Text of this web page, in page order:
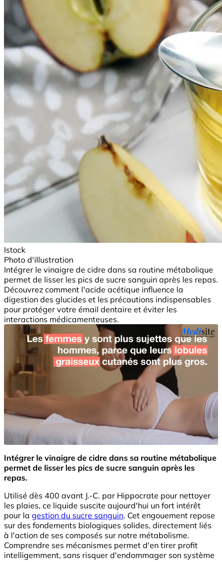
Istock
Photo d'illustration
Intégrer le vinaigre de cidre dans sa routine métabolique
permet de lisser les pics de sucre sanguin après les repas.
Découvrez comment l'acide acétique influence la
digestion des glucides et les précautions indispensables
pour protéger votre émail dentaire et éviter les
interactions médicamenteuses.
Intégrer le vinaigre de cidre dans sa routine métabolique
permet de lisser les pics de sucre sanguin après les
repas.
Utilisé dès 400 avant J.-C. par Hippocrate pour nettoyer
les plaies, ce liquide suscite aujourd'hui un fort intérêt
pour la gestion du sucre sanguin. Cet engouement repose
sur des fondements biologiques solides, directement liés
à l'action de ses composés sur notre métabolisme.
Comprendre ses mécanismes permet d'en tirer profit
intelligemment, sans risquer d'endommager son système